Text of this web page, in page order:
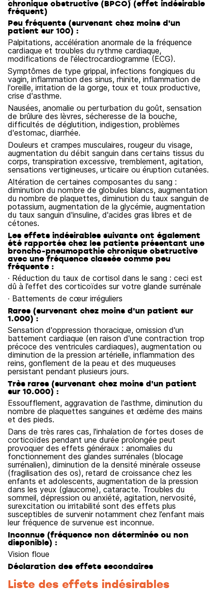
chronique obstructive (BPCO) (effet indésirable
fréquent)
Peu fréquents (survenant chez moins d'un
patient sur 100) :
Palpitations, accélération anormale de la fréquence
cardiaque et troubles du rythme cardiaque,
modifications de l'électrocardiogramme (ECG).
Symptômes de type grippal, infections fongiques du
vagin, inflammation des sinus, rhinite, inflammation de
l'oreille, irritation de la gorge, toux et toux productive,
crise d'asthme.
Nausées, anomalie ou perturbation du goût, sensation
de brûlure des lèvres, sécheresse de la bouche,
difficultés de déglutition, indigestion, problèmes
d'estomac, diarrhée.
Douleurs et crampes musculaires, rougeur du visage,
augmentation du débit sanguin dans certains tissus du
corps, transpiration excessive, tremblement, agitation,
sensations vertigineuses, urticaire ou éruption cutanées.
Altération de certaines composantes du sang :
diminution du nombre de globules blancs, augmentation
du nombre de plaquettes, diminution du taux sanguin de
potassium, augmentation de la glycémie, augmentation
du taux sanguin d'insuline, d'acides gras libres et de
cétones.
Les effets indésirables suivants ont également
été rapportés chez les patients présentant une
broncho-pneumopathie chronique obstructive
avec une fréquence classée comme peu
fréquente :
· Réduction du taux de cortisol dans le sang : ceci est
dû à l’effet des corticoïdes sur votre glande surrénale
· Battements de cœur irréguliers
Rares (survenant chez moins d'un patient sur
1.000) :
Sensation d'oppression thoracique, omission d'un
battement cardiaque (en raison d'une contraction trop
précoce des ventricules cardiaques), augmentation ou
diminution de la pression artérielle, inflammation des
reins, gonflement de la peau et des muqueuses
persistant pendant plusieurs jours.
Très rares (survenant chez moins d'un patient
sur 10.000) :
Essoufflement, aggravation de l'asthme, diminution du
nombre de plaquettes sanguines et œdème des mains
et des pieds.
Dans de très rares cas, l'inhalation de fortes doses de
corticoïdes pendant une durée prolongée peut
provoquer des effets généraux : anomalies du
fonctionnement des glandes surrénales (blocage
surrénalien), diminution de la densité minérale osseuse
(fragilisation des os), retard de croissance chez les
enfants et adolescents, augmentation de la pression
dans les yeux (glaucome), cataracte. Troubles du
sommeil, dépression ou anxiété, agitation, nervosité,
surexcitation ou irritabilité sont des effets plus
susceptibles de survenir notamment chez l’enfant mais
leur fréquence de survenue est inconnue.
Inconnue (fréquence non déterminée ou non
disponible) :
Vision floue
Déclaration des effets secondaires
Liste des effets indésirables